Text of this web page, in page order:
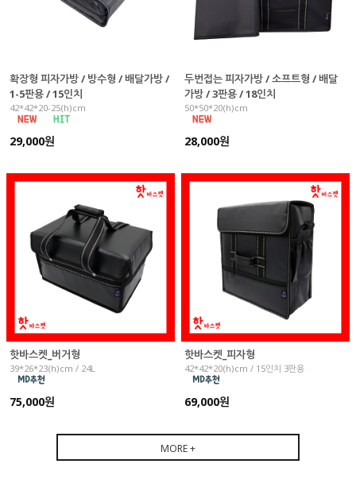
확장형 피자가방 / 방수형 / 배달가방 /
1-5판용 / 15인치
42*42*20-25(h)cm
29,000원
두번접는 피자가방 / 소프트형 / 배달
가방 / 3판용 / 18인치
50*50*20(h)cm
28,000원
핫바스켓_버거형
39*26*23(h)cm / 24L
75,000원
핫바스켓_피자형
42*42*20(h)cm / 15인치 3판용
69,000원
MORE +